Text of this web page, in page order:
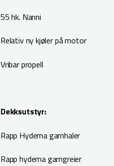
55 hk. Nanni
Relativ ny kjøler på motor
Vribar propell
Dekksutstyr:
Rapp Hydema garnhaler
Rapp hydema garngreier